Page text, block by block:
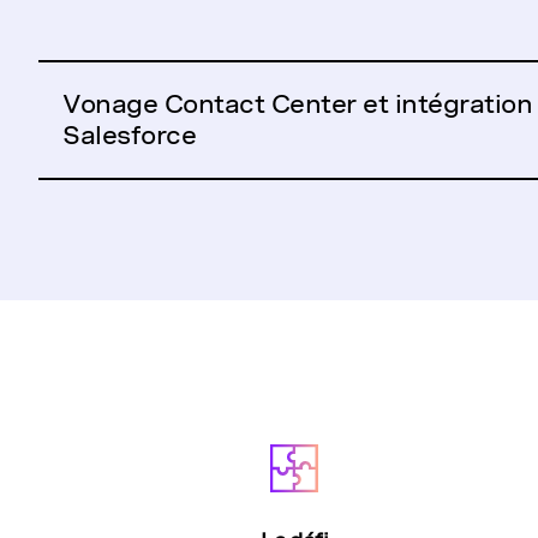
Vonage Contact Center et intégration
Salesforce